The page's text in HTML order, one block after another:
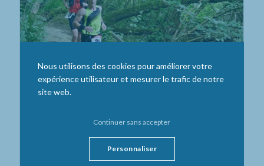
Circuit 8 Km (150m D+)
Nous utilisons des cookies pour améliorer votre
expérience utilisateur et mesurer le trafic de notre
site web.
Continuer sans accepter
Personnaliser